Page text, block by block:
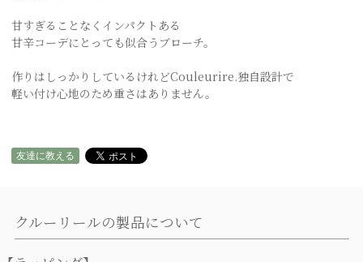
甘すぎることなくインパクトある
甘辛コーデにとっても似合うブローチ。
作りはしっかりしているけれどCouleurire.独自設計で
軽い付け心地のため重さはありません。
友達に教える
クルーリールの製品について